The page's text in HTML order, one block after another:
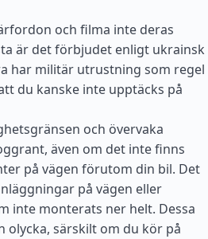
och filma inte deras
är det förbjudet enligt ukrainsk
har militär utrustning som regel
du kanske inte upptäcks på
och övervaka
även om det inte finns
på vägen förutom din bil. Det
på vägen eller
inte monterats ner helt. Dessa
olycka, särskilt om du kör på